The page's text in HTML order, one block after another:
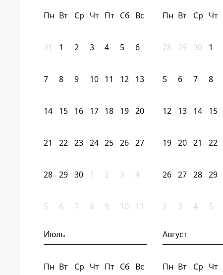
Пн Вт Ср Чт Пт Сб Вс
31 1 2 3 4 5 6
7 8 9 10 11 12 13
14 15 16 17 18 19 20
21 22 23 24 25 26 27
28 29 30 1 2 3 4
5 6 7 8 9 10 11
Пн Вт Ср Чт
28 29 30 1
5 6 7 8
12 13 14 15
19 20 21 22
26 27 28 29
2 3 4 5
Июль
Пн Вт Ср Чт Пт Сб Вс
Август
Пн Вт Ср Чт